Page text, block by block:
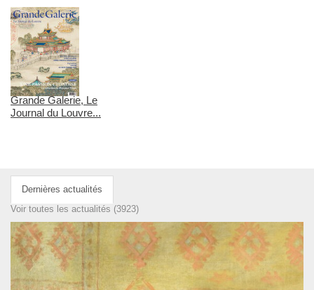
Grande Galerie, Le
Journal du Louvre...
Dernières actualités
Voir toutes les actualités (3923)